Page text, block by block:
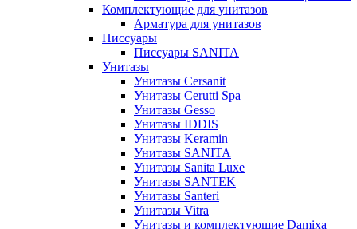
Комплектующие для унитазов
Арматура для унитазов
Писсуары
Писсуары SANITA
Унитазы
Унитазы Cersanit
Унитазы Cerutti Spa
Унитазы Gesso
Унитазы IDDIS
Унитазы Keramin
Унитазы SANITA
Унитазы Sanita Luxe
Унитазы SANTEK
Унитазы Santeri
Унитазы Vitra
Унитазы и комплектующие Damixa